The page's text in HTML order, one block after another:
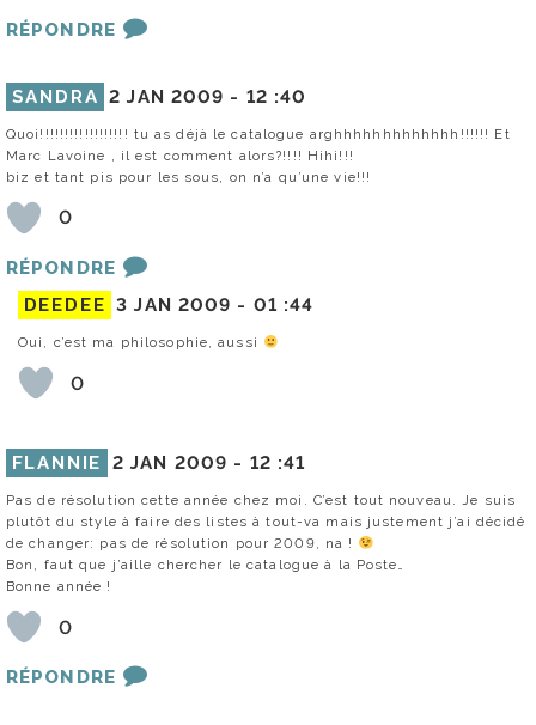
RÉPONDRE
SANDRA 2 JAN 2009 - 12 :40
Quoi!!!!!!!!!!!!!!!!!! tu as déjà le catalogue arghhhhhhhhhhhhh!!!!!! Et
Marc Lavoine , il est comment alors?!!!! Hihi!!!
biz et tant pis pour les sous, on n’a qu’une vie!!!
0
RÉPONDRE
DEEDEE 3 JAN 2009 - 01 :44
Oui, c’est ma philosophie, aussi
0
FLANNIE 2 JAN 2009 - 12 :41
Pas de résolution cette année chez moi. C’est tout nouveau. Je suis
plutôt du style à faire des listes à tout-va mais justement j’ai décidé
de changer: pas de résolution pour 2009, na !
Bon, faut que j’aille chercher le catalogue à la Poste…
Bonne année !
0
RÉPONDRE